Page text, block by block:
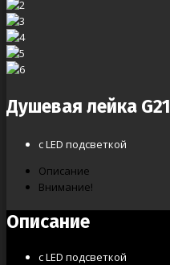
Душевая лейка G21
с LED подсветкой
Описание
Внимание!
Описание
с LED подсветкой